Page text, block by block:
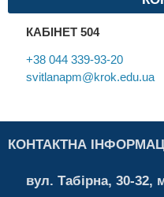
КАБІНЕТ 504
+38 044 339-93-20
svitlanapm@krok.edu.ua
КОНТАКТНА
вул. Табірна, 30-32,